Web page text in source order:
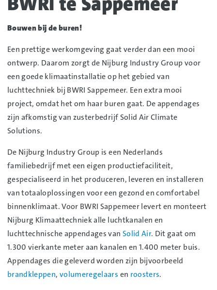
Bouwen bij de buren!
Een prettige werkomgeving gaat verder dan een mooi
ontwerp. Daarom zorgt de Nijburg Industry Group voor
een goede klimaatinstallatie op het gebied van
luchttechniek bij BWRI Sappemeer. Een extra mooi
project, omdat het om haar buren gaat. De appendages
zijn afkomstig van zusterbedrijf Solid Air Climate
Solutions.
De Nijburg Industry Group is een Nederlands
familiebedrijf met een eigen productiefaciliteit,
gespecialiseerd in het produceren, leveren en installeren
van totaaloplossingen voor een gezond en comfortabel
binnenklimaat. Voor BWRI Sappemeer levert en monteert
Nijburg Klimaattechniek alle luchtkanalen en
luchttechnische appendages van Solid Air. Dit gaat om
1.300 vierkante meter aan kanalen en 1.400 meter buis.
Appendages die geleverd worden zijn bijvoorbeeld
brandkleppen, volumeregelaars en roosters.